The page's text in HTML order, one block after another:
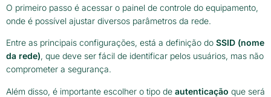
O primeiro passo é acessar o painel de controle do equipamento,
onde é possível ajustar diversos parâmetros da rede.
Entre as principais configurações, está a definição do SSID (nome
da rede), que deve ser fácil de identificar pelos usuários, mas não
comprometer a segurança.
Além disso, é importante escolher o tipo de autenticação que será